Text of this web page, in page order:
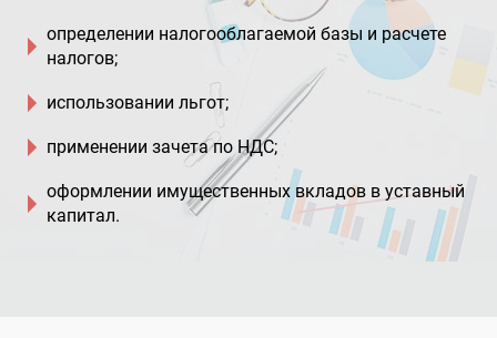
определении налогооблагаемой базы и расчете
налогов;
использовании льгот;
применении зачета по НДС;
оформлении имущественных вкладов в уставный
капитал.